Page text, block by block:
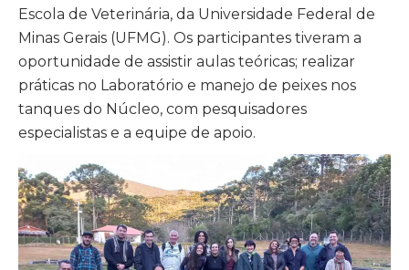
Escola de Veterinária, da Universidade Federal de
Minas Gerais (UFMG). Os participantes tiveram a
oportunidade de assistir aulas teóricas; realizar
práticas no Laboratório e manejo de peixes nos
tanques do Núcleo, com pesquisadores
especialistas e a equipe de apoio.